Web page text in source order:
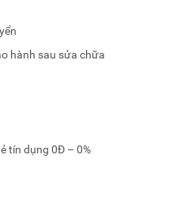
hành sau sửa chữa
tín dụng 0Đ – 0%